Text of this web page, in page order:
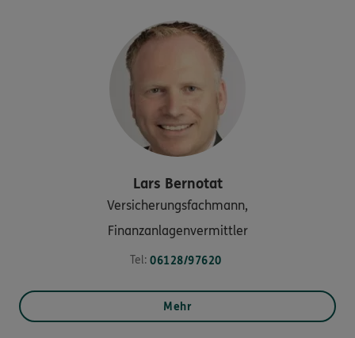
Lars Bernotat
Versicherungsfachmann,
Finanzanlagenvermittler
Tel: 06128/97620
Mehr